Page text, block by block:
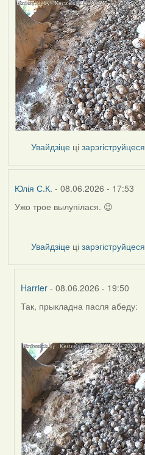
Увайдзіце цізарэгіструйцеся
Юлія С.К. - 08.06.2026 - 17:53
Ужо трое вылупілася. 😉
Увайдзіце цізарэгіструйцеся
Harrier - 08.06.2026 - 19:50
In
by
Юлія
С.К.
Так, прыкладна пасля абеду: